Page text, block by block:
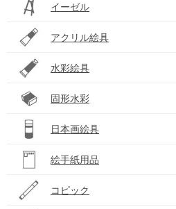
イーゼル
アクリル絵具
水彩絵具
固形水彩
日本画絵具
絵手紙用品
コピック